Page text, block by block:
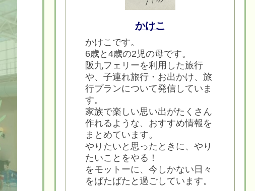
かけこ
かけこです。
6歳と4歳の2児の母です。
阪九フェリーを利用した旅行
や、子連れ旅行・お出かけ、旅
行プランについて発信していま
す。
家族で楽しい思い出がたくさん
作れるような、おすすめ情報を
まとめています。
やりたいと思ったときに、やり
たいことをやる！
をモットーに、今しかない日々
をばたばたと過ごしています。